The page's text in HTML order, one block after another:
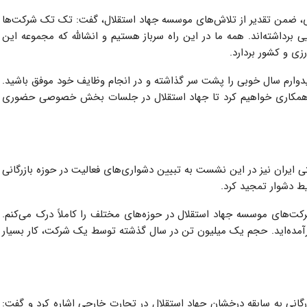
ضمن تقدیر از تلاش‌های موسسه جهاد استقلال، گفت: تک تک شرکت‌ها
همه ما در این راه سرباز هستیم و انشالله که مجموعه این
و کشور بردارد.
سال خوبی را پشت سر گذاشته و در انجام وظایف خود موفق باشید.
همکاری خواهیم کرد تا جهاد استقلال در جلسات بخش خصوصی حضوری
ایران نیز در این نشست به تبیین دشواری‌های فعالیت در حوزه بازرگانی
دشوار تمجید کرد.
موسسه جهاد استقلال در حوزه‌های مختلف را کاملاً درک می‌کنم.
حجم یک میلیون تن در سال گذشته توسط یک شرکت، کار بسیار
به سابقه درخشان جهاد استقلال در تجارت خارجی اشاره کرد و گفت: